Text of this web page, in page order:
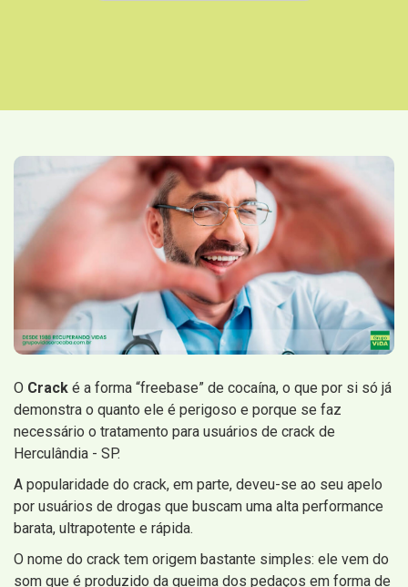
O Crack é a forma “freebase” de cocaína, o que por si só já
demonstra o quanto ele é perigoso e porque se faz
necessário o tratamento para usuários de crack de
Herculândia - SP.
A popularidade do crack, em parte, deveu-se ao seu apelo
por usuários de drogas que buscam uma alta performance
barata, ultrapotente e rápida.
O nome do crack tem origem bastante simples: ele vem do
som que é produzido da queima dos pedaços em forma de